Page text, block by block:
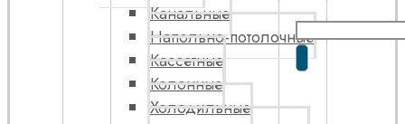
Канальные
Напольно-потолочные
Кассетные
Колонные
Холодильные